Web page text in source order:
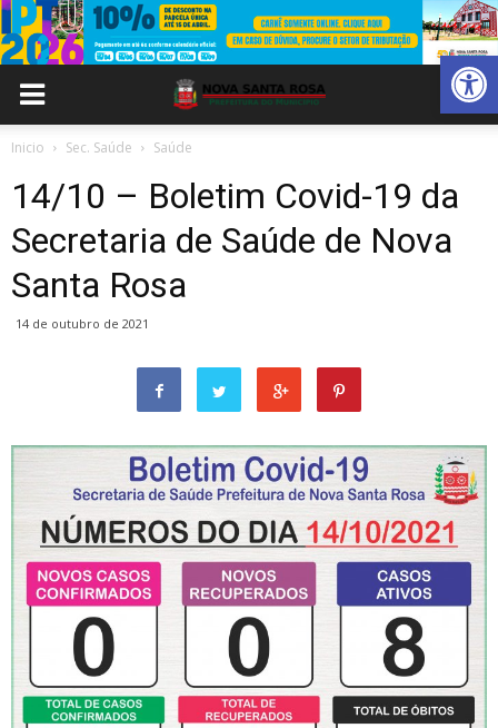
Abrir
Inicio Sec. Saúde Saúde
14/10 – Boletim Covid-19 da
Secretaria de Saúde de Nova
Santa Rosa
14 de outubro de 2021